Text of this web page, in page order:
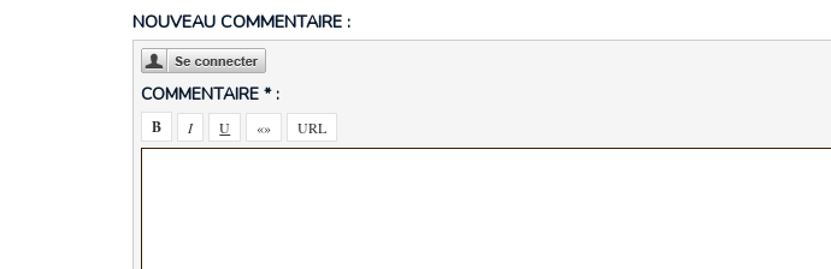
NOUVEAU COMMENTAIRE :
COMMENTAIRE * :